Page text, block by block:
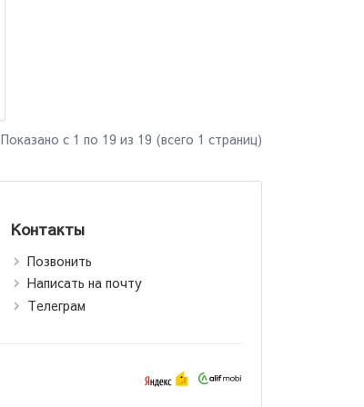
Показано с 1 по 19 из 19 (всего 1 страниц)
Контакты
Позвонить
Написать на почту
Телеграм